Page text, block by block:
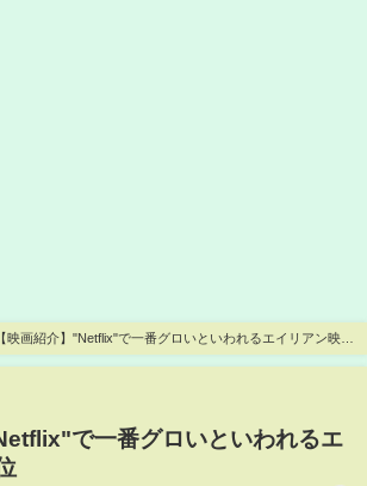
【映画紹介】"Netflix"で一番グロいといわれるエイリアン映画
で一番グロいといわれるエ